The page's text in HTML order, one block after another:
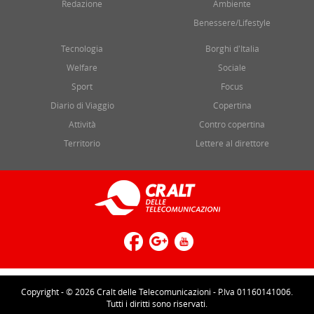
Redazione
Ambiente
Benessere/Lifestyle
Tecnologia
Welfare
Sport
Diario di Viaggio
Attività
Territorio
Borghi d'Italia
Sociale
Focus
Copertina
Contro copertina
Lettere al direttore
Copyright - © 2026 Cralt delle Telecomunicazioni - P.Iva 01160141006.
Tutti i diritti sono riservati.